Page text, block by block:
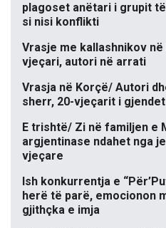
plagoset anëtari i grupit
si nisi konflikti
Vrasje me kallashnikov
vjeçari, autori në arrati
Vrasja në Korçë/ Autori
sherr, 20-vjeçarit i
E trishtë/ Zi në familjen e
argjentinase ndahet nga
vjeçare
Ish konkurrentja e
herë të parë, emocionon
gjithçka e imja